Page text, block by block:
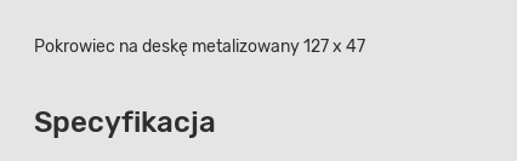
Pokrowiec na deskę metalizowany 127 x 47
Specyfikacja